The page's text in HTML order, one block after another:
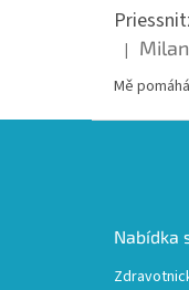
|
Mě
Nabídka